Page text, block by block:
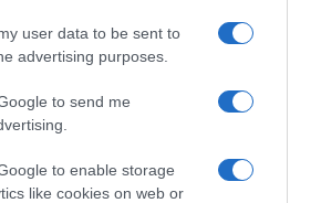
user data to be sent to
advertising purposes.
to send me
to enable storage
like cookies on web or
ΣΧΟΛΙΑ